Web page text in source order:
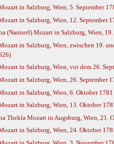
in Salzburg, Wien, 5. September
in Salzburg, Wien, 12. September
(Nannerl) Mozart in Salzburg, Wien,
in Salzburg, Wien, zwischen 19.
in Salzburg, Wien, vor dem 26.
in Salzburg, Wien, 26. September
in Salzburg, Wien, 6. Oktober
in Salzburg, Wien, 13. Oktober
Thekla Mozart in Augsburg, Wien, 21.
in Salzburg, Wien, 24. Oktober